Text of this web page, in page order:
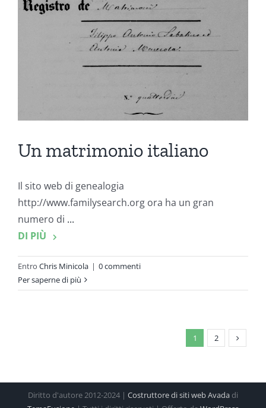
Un matrimonio italiano
Il sito web di genealogia
http://www.familysearch.org ora ha un gran
numero di ...
DI PIÙ
Entro Chris Minicola | 0 commenti
Per saperne di più
1 2
Diritto d'autore 2012-2024 | Costruttore di siti web Avada di